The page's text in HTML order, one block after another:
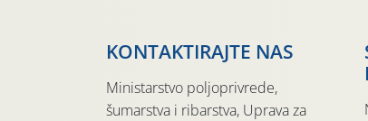
KONTAKTIRAJTE NAS
Ministarstvo poljoprivrede,
šumarstva i ribarstva, Uprava za